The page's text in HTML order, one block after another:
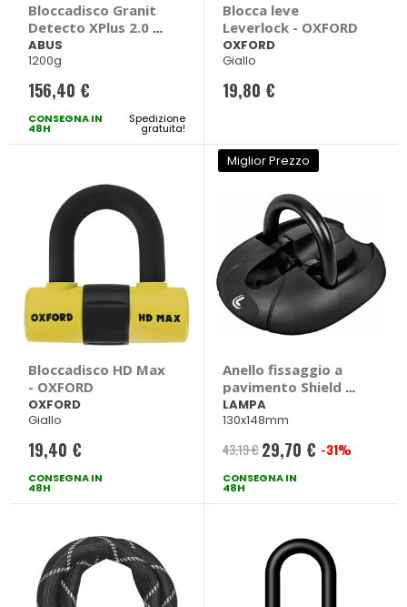
Bloccadisco Granit
Detecto XPlus 2.0 -
ABUS
ABUS
1200g
156,40 €
CONSEGNA IN
48H
Spedizione
gratuita!
Blocca leve
Leverlock - OXFORD
OXFORD
Giallo
19,80 €
Bloccadisco HD Max
- OXFORD
OXFORD
Giallo
19,40 €
CONSEGNA IN
48H
Miglior Prezzo
Anello fissaggio a
pavimento Shield 4
- LAMPA
LAMPA
130x148mm
43,19 € Prezzo
speciale
29,70 € -31%
CONSEGNA IN
48H